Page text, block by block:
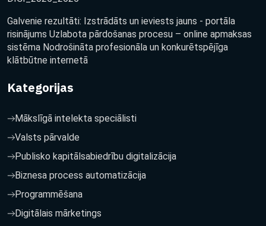
Galvenie rezultāti: Izstrādāts un ieviests jauns - portāla
risinājums Uzlabota pārdošanas procesu – online apmaksas
sistēma Nodrošināta profesionāla un konkurētspējīga
klātbūtne internetā
Kategorijas
Mākslīgā intelekta speciālisti
Valsts pārvalde
Publisko kapitālsabiedrību digitalizācija
Biznesa process automatizācija
Programmēšana
Digitālais mārketings